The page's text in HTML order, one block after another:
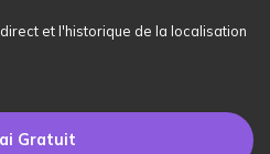
Écoles
Essai Gratuit
et l'historique de la localisation
Gratuit